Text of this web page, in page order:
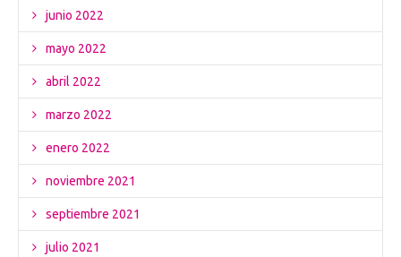
junio 2022
mayo 2022
abril 2022
marzo 2022
enero 2022
noviembre 2021
septiembre 2021
julio 2021